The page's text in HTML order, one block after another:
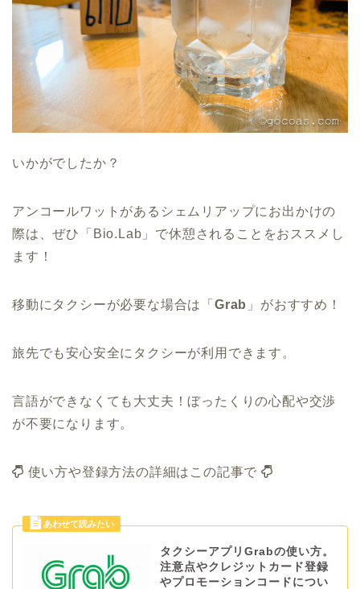
いかがでしたか？
アンコールワットがあるシェムリアップにお出かけの
際は、ぜひ「Bio.Lab」で休憩されることをおススメし
ます！
移動にタクシーが必要な場合は「 Grab 」がおすすめ！
旅先でも安心安全にタクシーが利用できます。
言語ができなくても大丈夫！ぼったくりの心配や交渉
が不要になります。
使い方や登録方法の詳細はこの記事で
タクシーアプリGrabの使い方。
注意点やクレジットカード登録
やプロモーションコードについ